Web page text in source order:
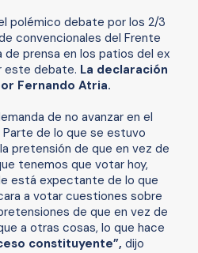
polémico debate por los 2/3
convencionales del Frente
de prensa en los patios del ex
este debate. La declaración
Fernando Atria.
de no avanzar en el
de lo que se estuvo
pretensión de que en vez de
tenemos que votar hoy,
está expectante de lo que
a votar cuestiones sobre
de que en vez de
a otras cosas, lo que hace
constituyente”, dijo